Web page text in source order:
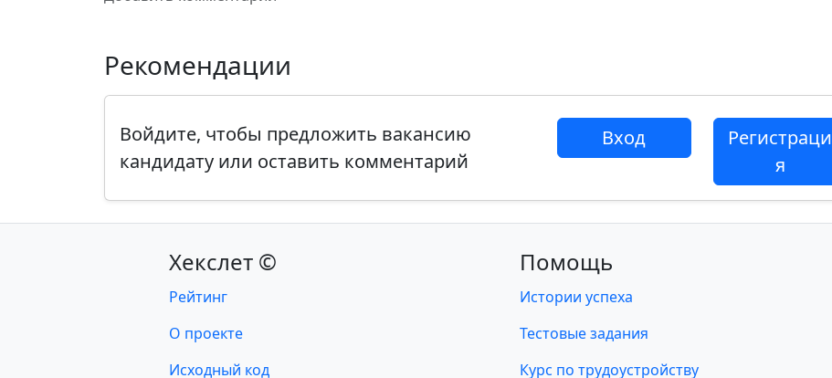
Рекомендации
Войдите, чтобы предложить вакансию
кандидату или оставить комментарий
Вход
Регистраци
я
Хекслет ©
Рейтинг
О проекте
Исходный код
Помощь
Истории успеха
Тестовые задания
Курс по трудоустройству